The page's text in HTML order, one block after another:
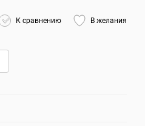
К сравнению В желания